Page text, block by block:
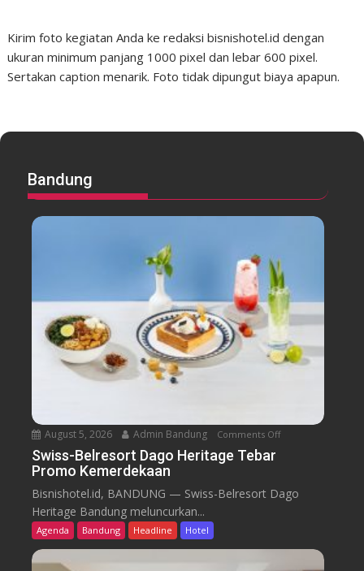
Kirim foto kegiatan Anda ke redaksi bisnishotel.id dengan
ukuran minimum panjang 1000 pixel dan lebar 600 pixel.
Sertakan caption menarik. Foto tidak dipungut biaya apapun.
Bandung
August 5, 2026 Admin Bandung Comments Offo
Swiss-Belresort Dago Heritage Tebar
Promo Kemerdekaan
Bisnishotel.id, BANDUNG — Swiss-Belresort Dago
Heritage Bandung meluncurkan...
Agenda Bandung Headline Hotel